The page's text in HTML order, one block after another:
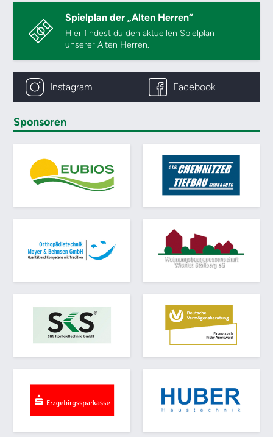
Spielplan der „Alten Herren“
Hier findest du den aktuellen Spielplan
unserer Alten Herren.
Instagram Facebook
Sponsoren